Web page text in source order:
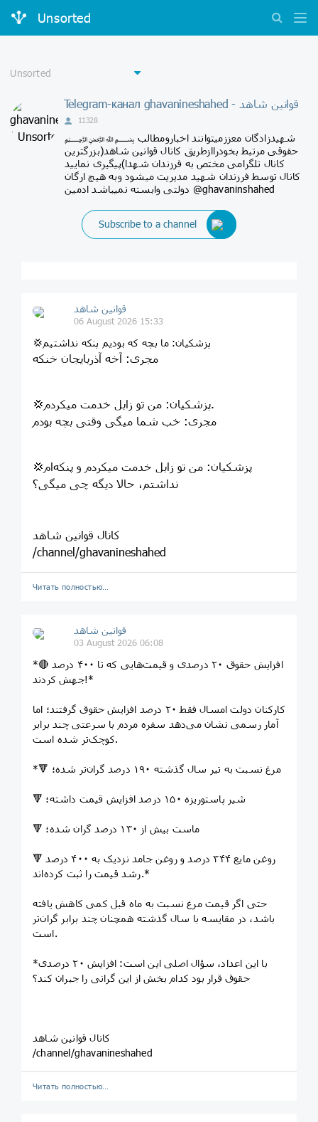
Unsorted
Telegram-канал ghavanineshahed - قوانین‌ شاهد
11328
﷽ شهیدزادگان معززمیتوانند اخبارومطالب
حقوقی مرتبط بخودراازطریق کانال قوانین شاهد(بزرگترین
کانال تلگرامی مختص به فرزندان شهدا)پیگیری نمایید
کانال توسط فرزندان شهید مدیریت میشود وبه هیچ ارگان
دولتی وابسته نمیباشد ادمین @ghavaninshahed
Subscribe to a channel
قوانین‌ شاهد
06 August 2026 15:33
💢پزشکیان: ما بچه که بودیم پنکه نداشتیم
مجری: آخه آذربایجان خنکه
مجری: خب شما میگی وقتی بچه بودم
💢پزشکیان: من تو زابل خدمت میکردم و پنکه‌ام
نداشتم، حالا دیگه چی میگی؟
کانال قوانین شاهد
/channel/ghavanineshahed
Читать полностью…
قوانین‌ شاهد
03 August 2026 06:08
*🔴 افزایش حقوق ۲۰ درصدی و قیمت‌هایی که تا ۴۰۰ درصد
جهش کردند!*
کارکنان دولت امسال فقط ۲۰ درصد افزایش حقوق گرفتند؛ اما
آمار رسمی نشان می‌دهد سفره مردم با سرعتی چند برابر
کوچک‌تر شده است.
*🔻 مرغ نسبت به تیر سال گذشته ۱۹۰ درصد گران‌تر شده؛
🔻 شیر پاستوریزه ۱۵۰ درصد افزایش قیمت داشته؛
🔻 ماست بیش از ۱۳۰ درصد گران شده؛
🔻 روغن مایع ۳۴۴ درصد و روغن جامد نزدیک به ۴۰۰ درصد
رشد قیمت را ثبت کرده‌اند.*
حتی اگر قیمت مرغ نسبت به ماه قبل کمی کاهش یافته
باشد، در مقایسه با سال گذشته همچنان چند برابر گران‌تر
است.
*با این اعداد، سؤال اصلی این است: افزایش ۲۰ درصدی
حقوق قرار بود کدام بخش از این گرانی را جبران کند؟
کانال قوانین شاهد
/channel/ghavanineshahed
Читать полностью…